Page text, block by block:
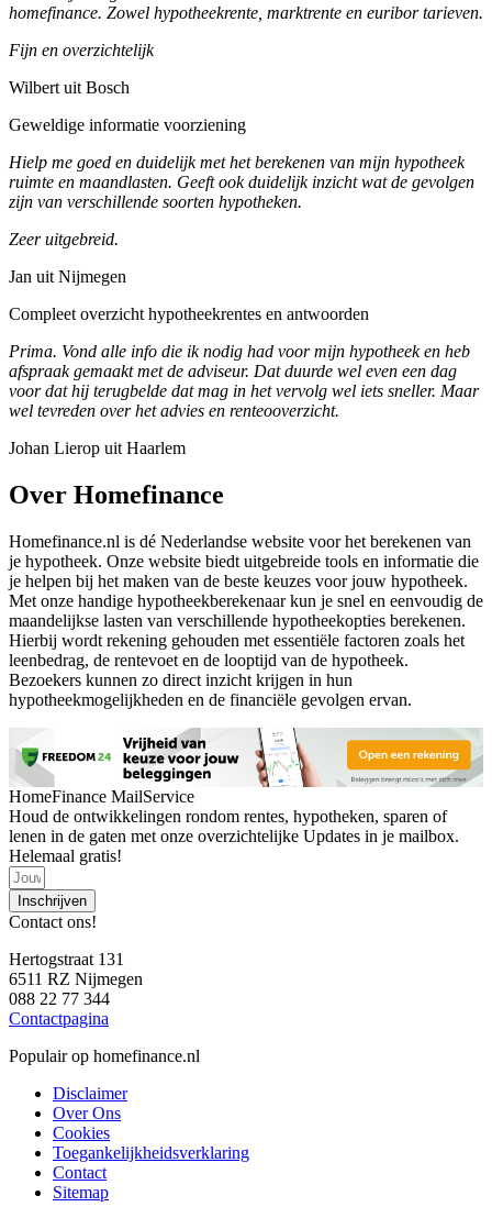
homefinance. Zowel hypotheekrente, marktrente en euribor tarieven.
Fijn en overzichtelijk
Wilbert uit Bosch
Geweldige informatie voorziening
Hielp me goed en duidelijk met het berekenen van mijn hypotheek
ruimte en maandlasten. Geeft ook duidelijk inzicht wat de gevolgen
zijn van verschillende soorten hypotheken.
Zeer uitgebreid.
Jan uit Nijmegen
Compleet overzicht hypotheekrentes en antwoorden
Prima. Vond alle info die ik nodig had voor mijn hypotheek en heb
afspraak gemaakt met de adviseur. Dat duurde wel even een dag
voor dat hij terugbelde dat mag in het vervolg wel iets sneller. Maar
wel tevreden over het advies en renteooverzicht.
Johan Lierop uit Haarlem
Over Homefinance
Homefinance.nl is dé Nederlandse website voor het berekenen van
je hypotheek. Onze website biedt uitgebreide tools en informatie die
je helpen bij het maken van de beste keuzes voor jouw hypotheek.
Met onze handige hypotheekberekenaar kun je snel en eenvoudig de
maandelijkse lasten van verschillende hypotheekopties berekenen.
Hierbij wordt rekening gehouden met essentiële factoren zoals het
leenbedrag, de rentevoet en de looptijd van de hypotheek.
Bezoekers kunnen zo direct inzicht krijgen in hun
hypotheekmogelijkheden en de financiële gevolgen ervan.
HomeFinance MailService
Houd de ontwikkelingen rondom rentes, hypotheken, sparen of
lenen in de gaten met onze overzichtelijke Updates in je mailbox.
Helemaal gratis!
Inschrijven
Contact ons!
Hertogstraat 131
6511 RZ Nijmegen
088 22 77 344
Contactpagina
Populair op homefinance.nl
Disclaimer
Over Ons
Cookies
Toegankelijkheidsverklaring
Contact
Sitemap